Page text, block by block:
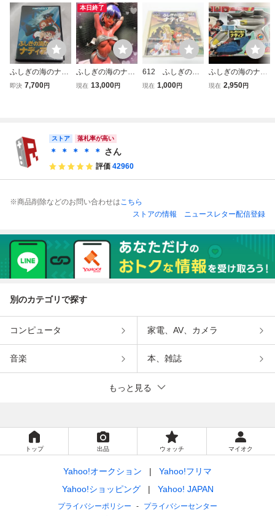
ふしぎの海のナデ
ィア メガドライブ
即決 7,700円
本日終了
ふしぎの海のナデ
ィア リボンドール
ヴァンゲリオン ト
ップをねらえ
現在 13,000円
612 ふしぎの海
のナディア HCD
現在 1,000円
ふしぎの海のナデ
ィア ファイヤーガ
現在 2,950円
ストア 落札率が高い
＊ ＊ ＊ ＊ ＊ さん
評価 42960
※商品削除などのお問い合わせはこちら
ストアの情報
ニュースレター配信登録
別のカテゴリで探す
コンピュータ 家電、AV、カメラ
音楽 本、雑誌
もっと見る
トップ 出品 ウォッチ マイオク
Yahoo!オークション
Yahoo!フリマ
Yahoo!ショッピング
Yahoo! JAPAN
プライバシーポリシー
プライバシーセンター